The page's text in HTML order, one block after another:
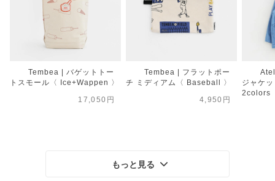
Tembea | バゲットトー
トスモール〈 Ice+Wappen 〉
17,050円
Tembea | フラットポー
チ ミディアム〈 Baseball 〉
4,950円
ジャケ
2colors
もっと見る